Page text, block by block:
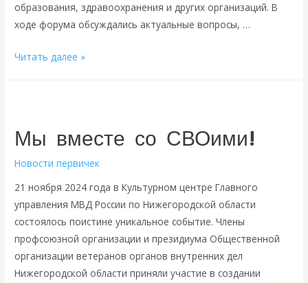
образования, здравоохранения и других организаций. В
ходе форума обсуждались актуальные вопросы, …
Форум
город
Арзамас
Читать далее »
Мы вместе со СВОими!
Новости первичек
21 ноября 2024 года в Культурном центре Главного
управления МВД России по Нижегородской области
состоялось поистине уникальное событие. Члены
профсоюзной организации и президиума Общественной
организации ветеранов органов внутренних дел
Нижегородской области приняли участие в создании